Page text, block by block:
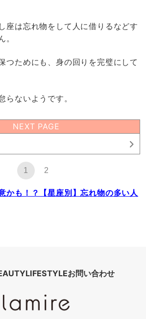
座は忘れ物をして人に借りるなどす
。
つためにも、身の回りを完璧にして
らないようです。
NEXT PAGE
1 2
かも！？【星座別】忘れ物の多い人
LIFESTYLEお問い合わせ